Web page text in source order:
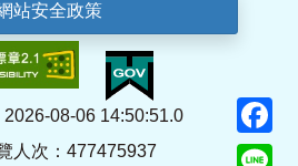
站安全政策
08-06 14:50:51.0
人次：477475937